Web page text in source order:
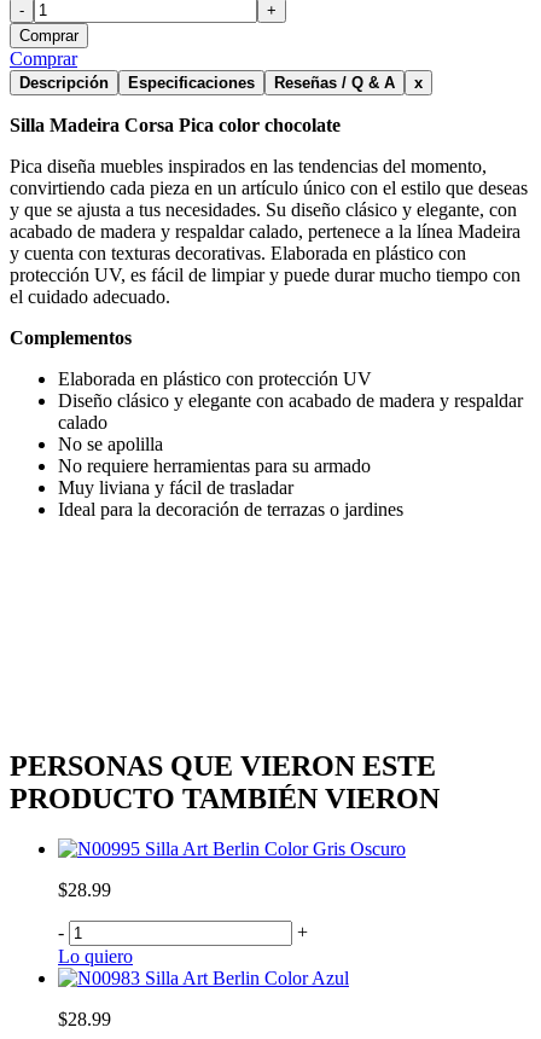
-
+
Comprar
Comprar
Descripción Especificaciones Reseñas / Q & A x
Silla Madeira Corsa Pica color chocolate
Pica diseña muebles inspirados en las tendencias del momento,
convirtiendo cada pieza en un artículo único con el estilo que deseas
y que se ajusta a tus necesidades. Su diseño clásico y elegante, con
acabado de madera y respaldar calado, pertenece a la línea Madeira
y cuenta con texturas decorativas. Elaborada en plástico con
protección UV, es fácil de limpiar y puede durar mucho tiempo con
el cuidado adecuado.
Complementos
Elaborada en plástico con protección UV
Diseño clásico y elegante con acabado de madera y respaldar
calado
No se apolilla
No requiere herramientas para su armado
Muy liviana y fácil de trasladar
Ideal para la decoración de terrazas o jardines
PERSONAS QUE VIERON ESTE
PRODUCTO TAMBIÉN VIERON
Silla Art Berlin Color Gris Oscuro
$28.99
-
+
Lo quiero
Silla Art Berlin Color Azul
$28.99